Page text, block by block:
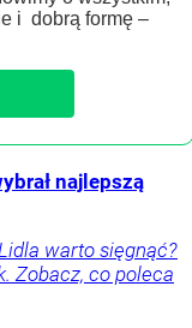
i dobrą formę –
najlepszą
warto sięgnąć?
Zobacz, co poleca